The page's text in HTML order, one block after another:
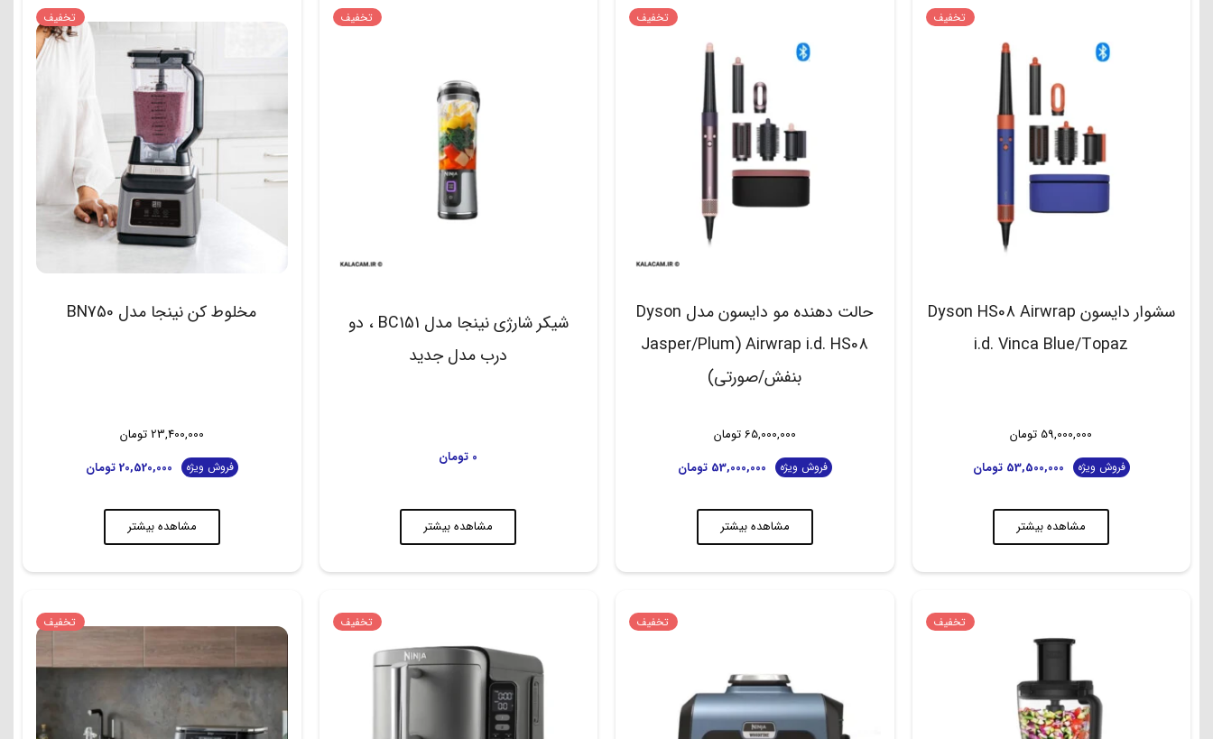
تخفیف
سشوار دایسون Dyson HS08 Airwrap
i.d. Vinca Blue/Topaz
59,000,000 تومان
فروش ویژه 53,500,000 تومان
مشاهده بیشتر
تخفیف
حالت دهنده مو دایسون مدل Dyson
Airwrap i.d. HS08 (Jasper/Plum
بنفش/صورتی)
65,000,000 تومان
فروش ویژه 53,000,000 تومان
مشاهده بیشتر
تخفیف
شیکر شارژی نینجا مدل BC151 ، دو
درب مدل جدید
0 تومان
مشاهده بیشتر
تخفیف
مخلوط کن نینجا مدل BN750
23,400,000 تومان
فروش ویژه 20,520,000 تومان
مشاهده بیشتر
تخفیف تخفیف تخفیف تخفیف